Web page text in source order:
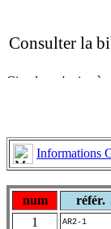
Consulter la
Informations
num référ.
1
AR2-1